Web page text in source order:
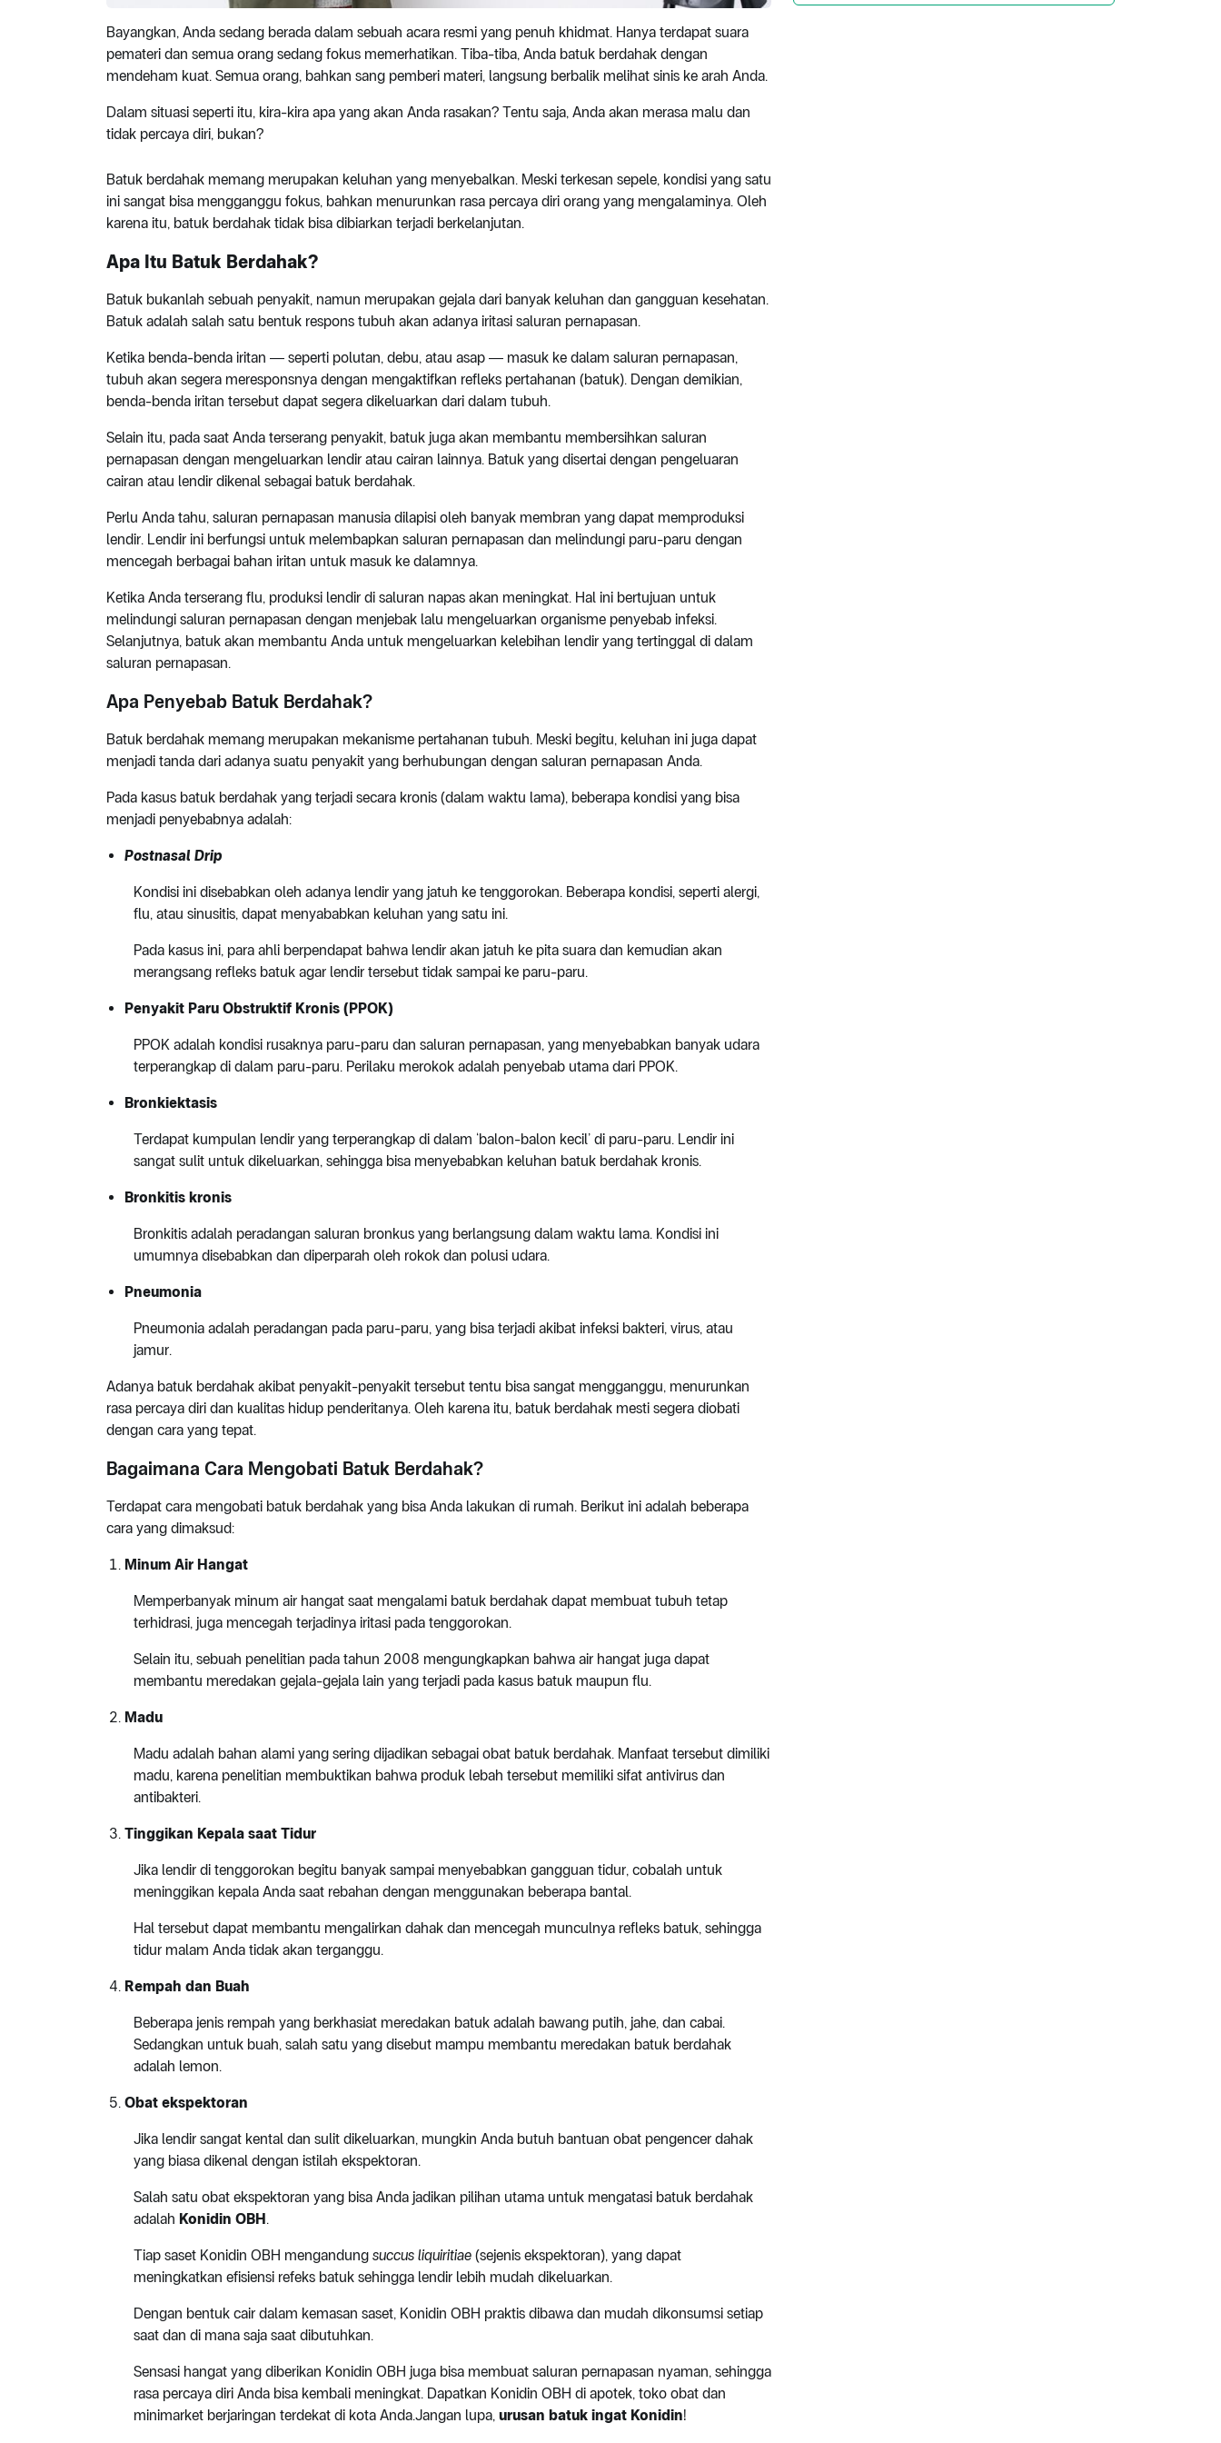
Bayangkan, Anda sedang berada dalam sebuah acara resmi yang penuh khidmat. Hanya terdapat suara
pemateri dan semua orang sedang fokus memerhatikan. Tiba-tiba, Anda batuk berdahak dengan
mendeham kuat. Semua orang, bahkan sang pemberi materi, langsung berbalik melihat sinis ke arah Anda.
Dalam situasi seperti itu, kira-kira apa yang akan Anda rasakan? Tentu saja, Anda akan merasa malu dan
tidak percaya diri, bukan?
Batuk berdahak memang merupakan keluhan yang menyebalkan. Meski terkesan sepele, kondisi yang satu
ini sangat bisa mengganggu fokus, bahkan menurunkan rasa percaya diri orang yang mengalaminya. Oleh
karena itu, batuk berdahak tidak bisa dibiarkan terjadi berkelanjutan.
Apa Itu Batuk Berdahak?
Batuk bukanlah sebuah penyakit, namun merupakan gejala dari banyak keluhan dan gangguan kesehatan.
Batuk adalah salah satu bentuk respons tubuh akan adanya iritasi saluran pernapasan.
Ketika benda-benda iritan ― seperti polutan, debu, atau asap ― masuk ke dalam saluran pernapasan,
tubuh akan segera meresponsnya dengan mengaktifkan refleks pertahanan (batuk). Dengan demikian,
benda-benda iritan tersebut dapat segera dikeluarkan dari dalam tubuh.
Selain itu, pada saat Anda terserang penyakit, batuk juga akan membantu membersihkan saluran
pernapasan dengan mengeluarkan lendir atau cairan lainnya. Batuk yang disertai dengan pengeluaran
cairan atau lendir dikenal sebagai batuk berdahak.
Perlu Anda tahu, saluran pernapasan manusia dilapisi oleh banyak membran yang dapat memproduksi
lendir. Lendir ini berfungsi untuk melembapkan saluran pernapasan dan melindungi paru-paru dengan
mencegah berbagai bahan iritan untuk masuk ke dalamnya.
Ketika Anda terserang flu, produksi lendir di saluran napas akan meningkat. Hal ini bertujuan untuk
melindungi saluran pernapasan dengan menjebak lalu mengeluarkan organisme penyebab infeksi.
Selanjutnya, batuk akan membantu Anda untuk mengeluarkan kelebihan lendir yang tertinggal di dalam
saluran pernapasan.
Apa Penyebab Batuk Berdahak?
Batuk berdahak memang merupakan mekanisme pertahanan tubuh. Meski begitu, keluhan ini juga dapat
menjadi tanda dari adanya suatu penyakit yang berhubungan dengan saluran pernapasan Anda.
Pada kasus batuk berdahak yang terjadi secara kronis (dalam waktu lama), beberapa kondisi yang bisa
menjadi penyebabnya adalah:
Postnasal Drip
Kondisi ini disebabkan oleh adanya lendir yang jatuh ke tenggorokan. Beberapa kondisi, seperti alergi,
flu, atau sinusitis, dapat menyababkan keluhan yang satu ini.
Pada kasus ini, para ahli berpendapat bahwa lendir akan jatuh ke pita suara dan kemudian akan
merangsang refleks batuk agar lendir tersebut tidak sampai ke paru-paru.
Penyakit Paru Obstruktif Kronis (PPOK)
PPOK adalah kondisi rusaknya paru-paru dan saluran pernapasan, yang menyebabkan banyak udara
terperangkap di dalam paru-paru. Perilaku merokok adalah penyebab utama dari PPOK.
Bronkiektasis
Terdapat kumpulan lendir yang terperangkap di dalam ‘balon-balon kecil’ di paru-paru. Lendir ini
sangat sulit untuk dikeluarkan, sehingga bisa menyebabkan keluhan batuk berdahak kronis.
Bronkitis kronis
Bronkitis adalah peradangan saluran bronkus yang berlangsung dalam waktu lama. Kondisi ini
umumnya disebabkan dan diperparah oleh rokok dan polusi udara.
Pneumonia
Pneumonia adalah peradangan pada paru-paru, yang bisa terjadi akibat infeksi bakteri, virus, atau
jamur.
Adanya batuk berdahak akibat penyakit-penyakit tersebut tentu bisa sangat mengganggu, menurunkan
rasa percaya diri dan kualitas hidup penderitanya. Oleh karena itu, batuk berdahak mesti segera diobati
dengan cara yang tepat.
Bagaimana Cara Mengobati Batuk Berdahak?
Terdapat cara mengobati batuk berdahak yang bisa Anda lakukan di rumah. Berikut ini adalah beberapa
cara yang dimaksud:
Minum Air H angat
Memperbanyak minum air hangat saat mengalami batuk berdahak dapat membuat tubuh tetap
terhidrasi, juga mencegah terjadinya iritasi pada tenggorokan.
Selain itu, sebuah penelitian pada tahun 2008 mengungkapkan bahwa air hangat juga dapat
membantu meredakan gejala-gejala lain yang terjadi pada kasus batuk maupun flu.
Madu
Madu adalah bahan alami yang sering dijadikan sebagai obat batuk berdahak. Manfaat tersebut dimiliki
madu, karena penelitian membuktikan bahwa produk lebah tersebut memiliki sifat antivirus dan
antibakteri.
Tinggikan Kepala saat Tidur
Jika lendir di tenggorokan begitu banyak sampai menyebabkan gangguan tidur, cobalah untuk
meninggikan kepala Anda saat rebahan dengan menggunakan beberapa bantal.
Hal tersebut dapat membantu mengalirkan dahak dan mencegah munculnya refleks batuk, sehingga
tidur malam Anda tidak akan terganggu.
Rempah dan Buah
Beberapa jenis rempah yang berkhasiat meredakan batuk adalah bawang putih, jahe, dan cabai.
Sedangkan untuk buah, salah satu yang disebut mampu membantu meredakan batuk berdahak
adalah lemon.
Obat ekspektoran
Jika lendir sangat kental dan sulit dikeluarkan, mungkin Anda butuh bantuan obat pengencer dahak
yang biasa dikenal dengan istilah ekspektoran.
Salah satu obat ekspektoran yang bisa Anda jadikan pilihan utama untuk mengatasi batuk berdahak
adalah Konidin OBH .
Tiap saset Konidin OBH mengandung succus liquiritiae (sejenis ekspektoran), yang dapat
meningkatkan efisiensi refeks batuk sehingga lendir lebih mudah dikeluarkan.
Dengan bentuk cair dalam kemasan saset, Konidin OBH praktis dibawa dan mudah dikonsumsi setiap
saat dan di mana saja saat dibutuhkan.
Sensasi hangat yang diberikan Konidin OBH juga bisa membuat saluran pernapasan nyaman, sehingga
rasa percaya diri Anda bisa kembali meningkat. Dapatkan Konidin OBH di apotek, toko obat dan
minimarket berjaringan terdekat di kota Anda.Jangan lupa, urusan batuk ingat Konidin!